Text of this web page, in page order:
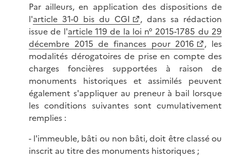
Par ailleurs, en application des dispositions de
l'article 31-0 bis du CGI
, dans sa rédaction
issue de l'article 119 de la loi n° 2015-1785 du 29
décembre 2015 de finances pour 2016
, les
modalités dérogatoires de prise en compte des
charges foncières supportées à raison de
monuments historiques et assimilés peuvent
également s'appliquer au preneur à bail lorsque
les conditions suivantes sont cumulativement
remplies :
- l'immeuble, bâti ou non bâti, doit être classé ou
inscrit au titre des monuments historiques ;